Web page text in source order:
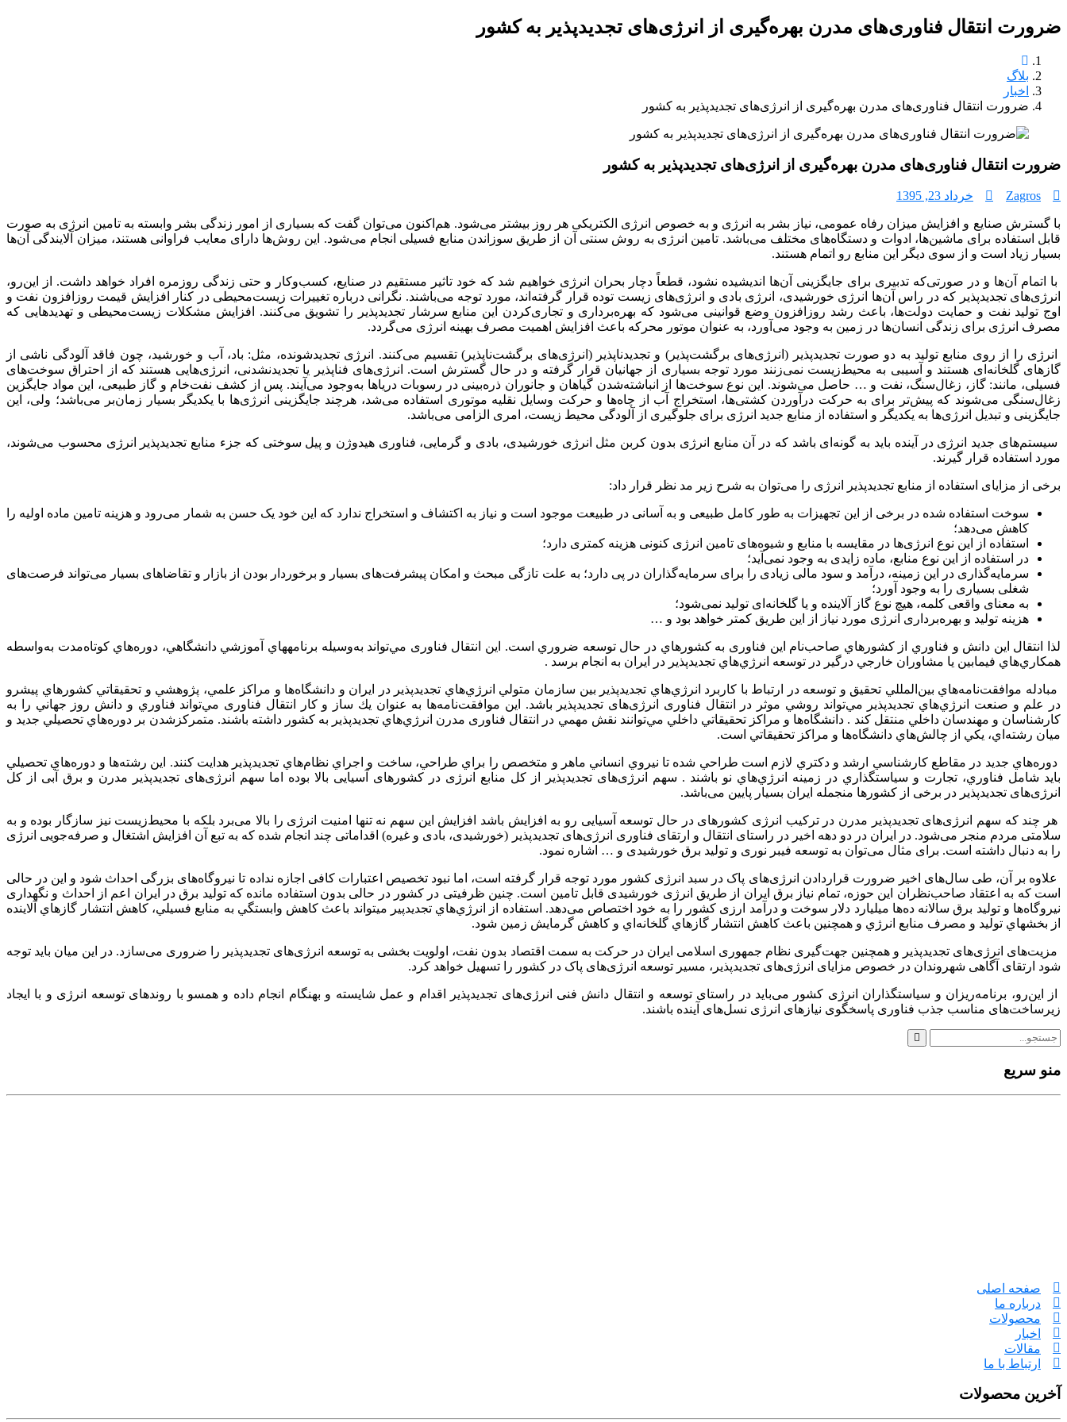
ضرورت انتقال فناوری‌های مدرن بهره‌گیری از انرژی‌های تجدیدپذیر به کشور
بلاگ
اخبار
ضرورت انتقال فناوری‌های مدرن بهره‌گیری از انرژی‌های تجدیدپذیر به کشور
ضرورت انتقال فناوری‌های مدرن بهره‌گیری از انرژی‌های تجدیدپذیر به کشور
Zagros خرداد 23, 1395
با گسترش صنایع و افزایش میزان رفاه عمومی، نیاز بشر به انرژی و به خصوص انرژی الکتریکی هر روز بیشتر می‌شود. هم‌اکنون می‌توان گفت که بسیاری از امور زندگی بشر وابسته به تامین انرژی به صورت
قابل استفاده برای ماشین‌ها، ادوات و دستگاه‌های مختلف می‌باشد. تامین انرژی به روش سنتی آن از طریق سوزاندن منابع فسیلی انجام می‌شود. این روش‌ها دارای معایب فراوانی هستند، میزان آلایندگی آن‌ها
بسیار زیاد است و از سوی دیگر این منابع رو اتمام هستند.
با اتمام آن‌ها و در صورتی‌که تدبیری برای جایگزینی آن‌ها اندیشیده نشود، قطعاً دچار بحران انرژی خواهیم شد که خود تاثیر مستقیم در صنایع، کسب‌وکار و حتی زندگی روزمره افراد خواهد داشت. از این‌رو،
انرژی‌های تجدیدپذیر که در راس آن‌ها انرژی خورشیدی، انرژی بادی و انرژی‌های زیست توده قرار گرفته‌اند، مورد توجه می‌باشند. نگرانی درباره تغییرات زیست‌محیطی در کنار افزایش قیمت روزافزون نفت و
اوج تولید نفت و حمایت دولت‌ها، باعث رشد روزافزون وضع قوانینی می‌شود که بهره‌برداری و تجاری‌کردن این منابع سرشار تجدید‌پذیر را تشویق می‌کنند. افزایش مشکلات زیست‌محیطی و تهدیدهایی که
مصرف انرژی برای زندگی انسان‌ها در زمین به وجود می‌آورد، به عنوان موتور محرکه باعث افزایش اهمیت مصرف بهینه انرژی می‌گردد.
انرژی را از روی منابع تولید به دو صورت تجدیدپذیر (انرژی‌های برگشت‌پذیر) و تجدیدناپذیر (انرژی‌های برگشت‌ناپذیر) تقسیم می‌کنند. انرژی تجدیدشونده، مثل: باد، آب و خورشید، چون فاقد آلودگی ناشی از
گازهای گلخانه‌ای هستند و آسیبی به محیط‌زیست نمی‌زنند مورد توجه بسیاری از جهانیان قرار گرفته و در حال گسترش است. انرژی‌های فناپذیر یا تجدیدنشدنی، انرژی‌هایی هستند که از احتراق سوخت‌های
فسیلی، مانند: گاز، زغال‌سنگ، نفت و … حاصل می‌شوند. این نوع سوخت‌ها از انباشته‌شدن گیاهان و جانوران ذره‌بینی در رسوبات دریاها به‌وجود می‌آیند. پس از کشف نفت‌خام و گاز طبیعی، این مواد جایگزین
زغال‌سنگی می‌شوند که پیش‌تر برای به حرکت درآوردن کشتی‌ها، استخراج آب از چاه‌ها و حرکت وسایل نقلیه موتوری استفاده می‌شد، هرچند جایگزینی انرژی‌ها با یکدیگر بسیار زمان‌بر می‌باشد؛ ولی، این
جایگزینی و تبدیل انرژی‌ها به یکدیگر و استفاده از منابع جدید انرژی برای جلوگیری از آلودگی محیط زیست، امری الزامی می‌باشد.
سیستم‌های جدید انرژی در آینده باید به گونه‌ای باشد که در آن منابع انرژی بدون کربن مثل انرژی خورشیدی، بادی و گرمایی، فناوری هیدوژن و پیل سوختی که جزء منابع تجدیدپذیر انرژی محسوب می‌شوند،
مورد استفاده قرار گیرند.
برخی از مزایای استفاده از منابع تجدیدپذیر انرژی را می‌توان به شرح زیر مد نظر قرار داد:
سوخت استفاده شده در برخی از این تجهیزات به طور کامل طبیعی و به آسانی در طبیعت موجود است و نیاز به اکتشاف و استخراج ندارد که این خود یک حسن به شمار می‌رود و هزینه تامین ماده اولیه را
کاهش می‌دهد؛
استفاده از این نوع انرژی‌ها در مقایسه با منابع و شیوه‌های تامین انرژی کنونی هزینه کمتری دارد؛
در استفاده از این نوع منابع، ماده زایدی به وجود نمی‌آید؛
سرمایه‌گذاری در این زمینه، درآمد و سود مالی زیادی را برای سرمایه‌گذاران در پی دارد؛ به علت تازگی مبحث و امکان پیشرفت‌های بسیار و برخوردار بودن از بازار و تقاضاهای بسیار می‌تواند فرصت‌های
شغلی بسیاری را به وجود آورد؛
به معنای واقعی کلمه، هیچ نوع گاز آلاینده و یا گلخانه‌ای تولید نمی‌شود؛
هزینه تولید و بهره‌برداری انرژی مورد نیاز از این طریق کمتر خواهد بود و …
لذا انتقال اين دانش و فناوري از كشورهاي صاحب‌نام اين فناوری به كشورهاي در حال توسعه ضروري است. اين انتقال فناوری مي‌تواند به‌وسيله برنامه‏هاي آموزشي دانشگاهي، دوره‌هاي كوتاه‌مدت به‌واسطه
همكاري‌هاي فيمابين يا مشاوران خارجي درگير در توسعه انرژي‌هاي تجديدپذير در ايران به انجام برسد .
مبادله موافقت‌نامه‌هاي بين‌المللي تحقيق و توسعه در ارتباط با كاربرد انرژي‌هاي تجديدپذير بين سازمان متولي انرژي‌هاي تجديدپذير در ايران و دانشگاه‌ها و مراكز علمي، پژوهشي و تحقيقاتي كشورهاي پيشرو
در علم و صنعت انرژي‌هاي تجديدپذير مي‌تواند روشي موثر در انتقال فناوری انرژی‌های تجدیدپذیر باشد. اين موافقت‌نامه‌ها به عنوان يك ساز و کار انتقال فناوری مي‌تواند فناوري و دانش روز جهاني را به
كارشناسان و مهندسان داخلي منتقل كند . دانشگاه‌ها و مراكز تحقيقاتي داخلي مي‌توانند نقش مهمي در انتقال فناوری مدرن انرژي‌هاي تجديدپذير به كشور داشته باشند. متمركزشدن بر دوره‌هاي تحصيلي جديد و
ميان رشته‌اي، يكي از چالش‌هاي دانشگاه‌ها و مراكز تحقيقاتي است.
دوره‌هاي جديد در مقاطع كارشناسي ارشد و دكتري لازم است طراحي شده تا نيروي انساني ماهر و متخصص را براي طراحي، ساخت و اجراي نظام‌هاي تجديدپذير هدايت كنند. اين رشته‌ها و دوره‌هاي تحصيلي
بايد شامل فناوري، تجارت و سياستگذاري در زمينه انرژي‌هاي نو باشند . سهم انرژی‌های تجدیدپذیر از کل منابع انرژی در کشورهای آسیایی بالا بوده اما سهم انرژی‌های تجدیدپذیر مدرن و برق آبی از کل
انرژی‌های تجدیدپذیر در برخی از کشورها منجمله ایران بسیار پایین می‌باشد.
هر چند که سهم انرژی‌های تجدیدپذیر مدرن در ترکیب انرژی کشورهای در حال توسعه آسیایی رو به افزایش باشد افزایش این سهم نه تنها امنیت انرژی را بالا می‌برد بلکه با محیط‌زیست نیز سازگار بوده و به
سلامتی مردم منجر می‌شود. در ایران در دو دهه اخیر در راستای انتقال و ارتقای فناوری انرژی‌های تجدیدپذیر (خورشیدی، بادی و غیره) اقداماتی چند انجام شده که به تبع آن افزایش اشتغال و صرفه‌جویی انرژی
را به دنبال داشته است. برای مثال می‌توان به توسعه فیبر نوری و تولید برق خورشیدی و … اشاره نمود.
علاوه بر آن، طی سال‌های اخیر ضرورت قراردادن انرژی‌های پاک در سبد انرژی کشور مورد توجه قرار گرفته است، اما نبود تخصیص اعتبارات کافی اجازه نداده تا نیروگاه‌های بزرگی احداث شود و این در حالی
است که به اعتقاد صاحب‌نظران این حوزه، تمام نیاز برق ایران از طریق انرژی خورشیدی قابل تامین است. چنین ظرفیتی در کشور در حالی بدون استفاده مانده که تولید برق در ایران اعم از احداث و نگهداری
نیروگاه‌ها و تولید برق سالانه ده‌ها میلیارد دلار سوخت و درآمد ارزی کشور را به خود اختصاص می‌دهد. استفاده از انرژي‌هاي تجدیدپیر مي‏تواند باعث كاهش وابستگي به منابع فسيلي، كاهش انتشار گازهاي آلاينده
از بخش‏هاي توليد و مصرف منابع انرژي و همچنين باعث كاهش انتشار گازهاي گلخانه‌اي و کاهش گرمايش زمین شود.
مزیت‌های انرژی‌های تجدیدپذیر و همچنین جهت‌گیری نظام جمهوری اسلامی ایران در حرکت به سمت اقتصاد بدون نفت، اولویت بخشی به توسعه انرژی‌های تجدیدپذیر را ضروری می‌سازد. در این میان باید توجه
شود ارتقای آگاهی شهروندان در خصوص مزایای انرژی‌های تجدیدپذیر، مسیر توسعه انرژی‌های پاک در کشور را تسهیل خواهد کرد.
از این‌رو، برنامه‌ریزان و سیاستگذاران انرژی کشور می‌باید در راستای توسعه و انتقال دانش فنی انرژی‌های تجدیدپذیر اقدام و عمل شایسته و بهنگام انجام داده و همسو با روندهای توسعه انرژی و با ایجاد
زیرساخت‌های مناسب جذب فناوری پاسخگوی نیازهای انرژی نسل‌های آینده باشند.
منو سریع
صفحه اصلی
درباره ما
محصولات
اخبار
مقالات
ارتباط با ما
آخرین محصولات